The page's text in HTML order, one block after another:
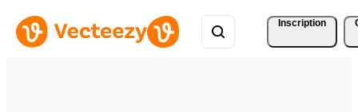
Inscription